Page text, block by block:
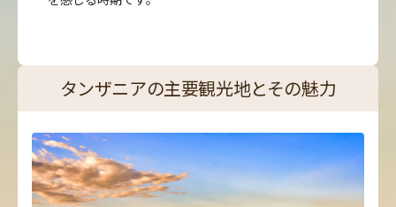
タンザニアの主要観光地とその魅力